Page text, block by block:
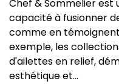
Chef & Sommelier est
capacité à fusionner
comme en
exemple, les
d'ailettes en relief,
esthétique et...